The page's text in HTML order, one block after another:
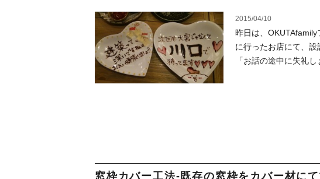
2015/04/10
昨日は、
に行ったお店にて、設
「お話の途中に失礼
窓枠カバー工法-既存の窓枠をカバー材に